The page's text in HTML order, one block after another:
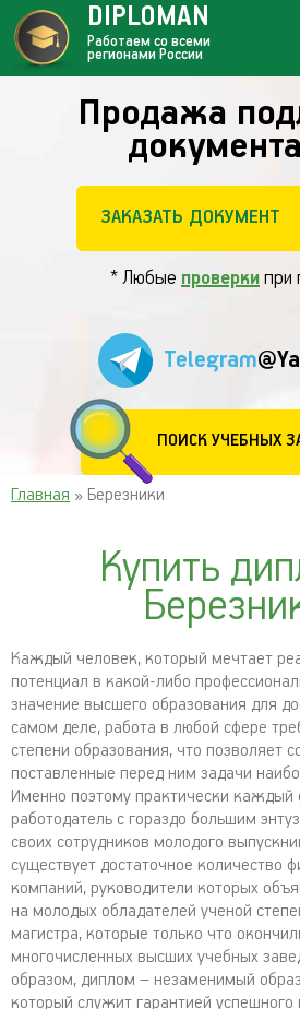
Продажа
ЗАКАЗАТЬ ДОКУМЕНТ
* Любые проверки при
Telegram
ПОИСК УЧЕБНЫХ
DIPLOMAN
Работаем со всеми
регионами России
Главная » Березники
Купить
Каждый человек, который мечтает
потенциал в какой-либо
значение высшего образования для
самом деле, работа в любой сфере
степени образования, что позволяет
поставленные перед ним задачи
Именно поэтому практически каждый
работодатель с гораздо большим
своих сотрудников молодого
существует достаточное количество
компаний, руководители которых
на молодых обладателей ученой
магистра, которые только что
многочисленных высших учебных
образом, диплом – незаменимый
который служит гарантией